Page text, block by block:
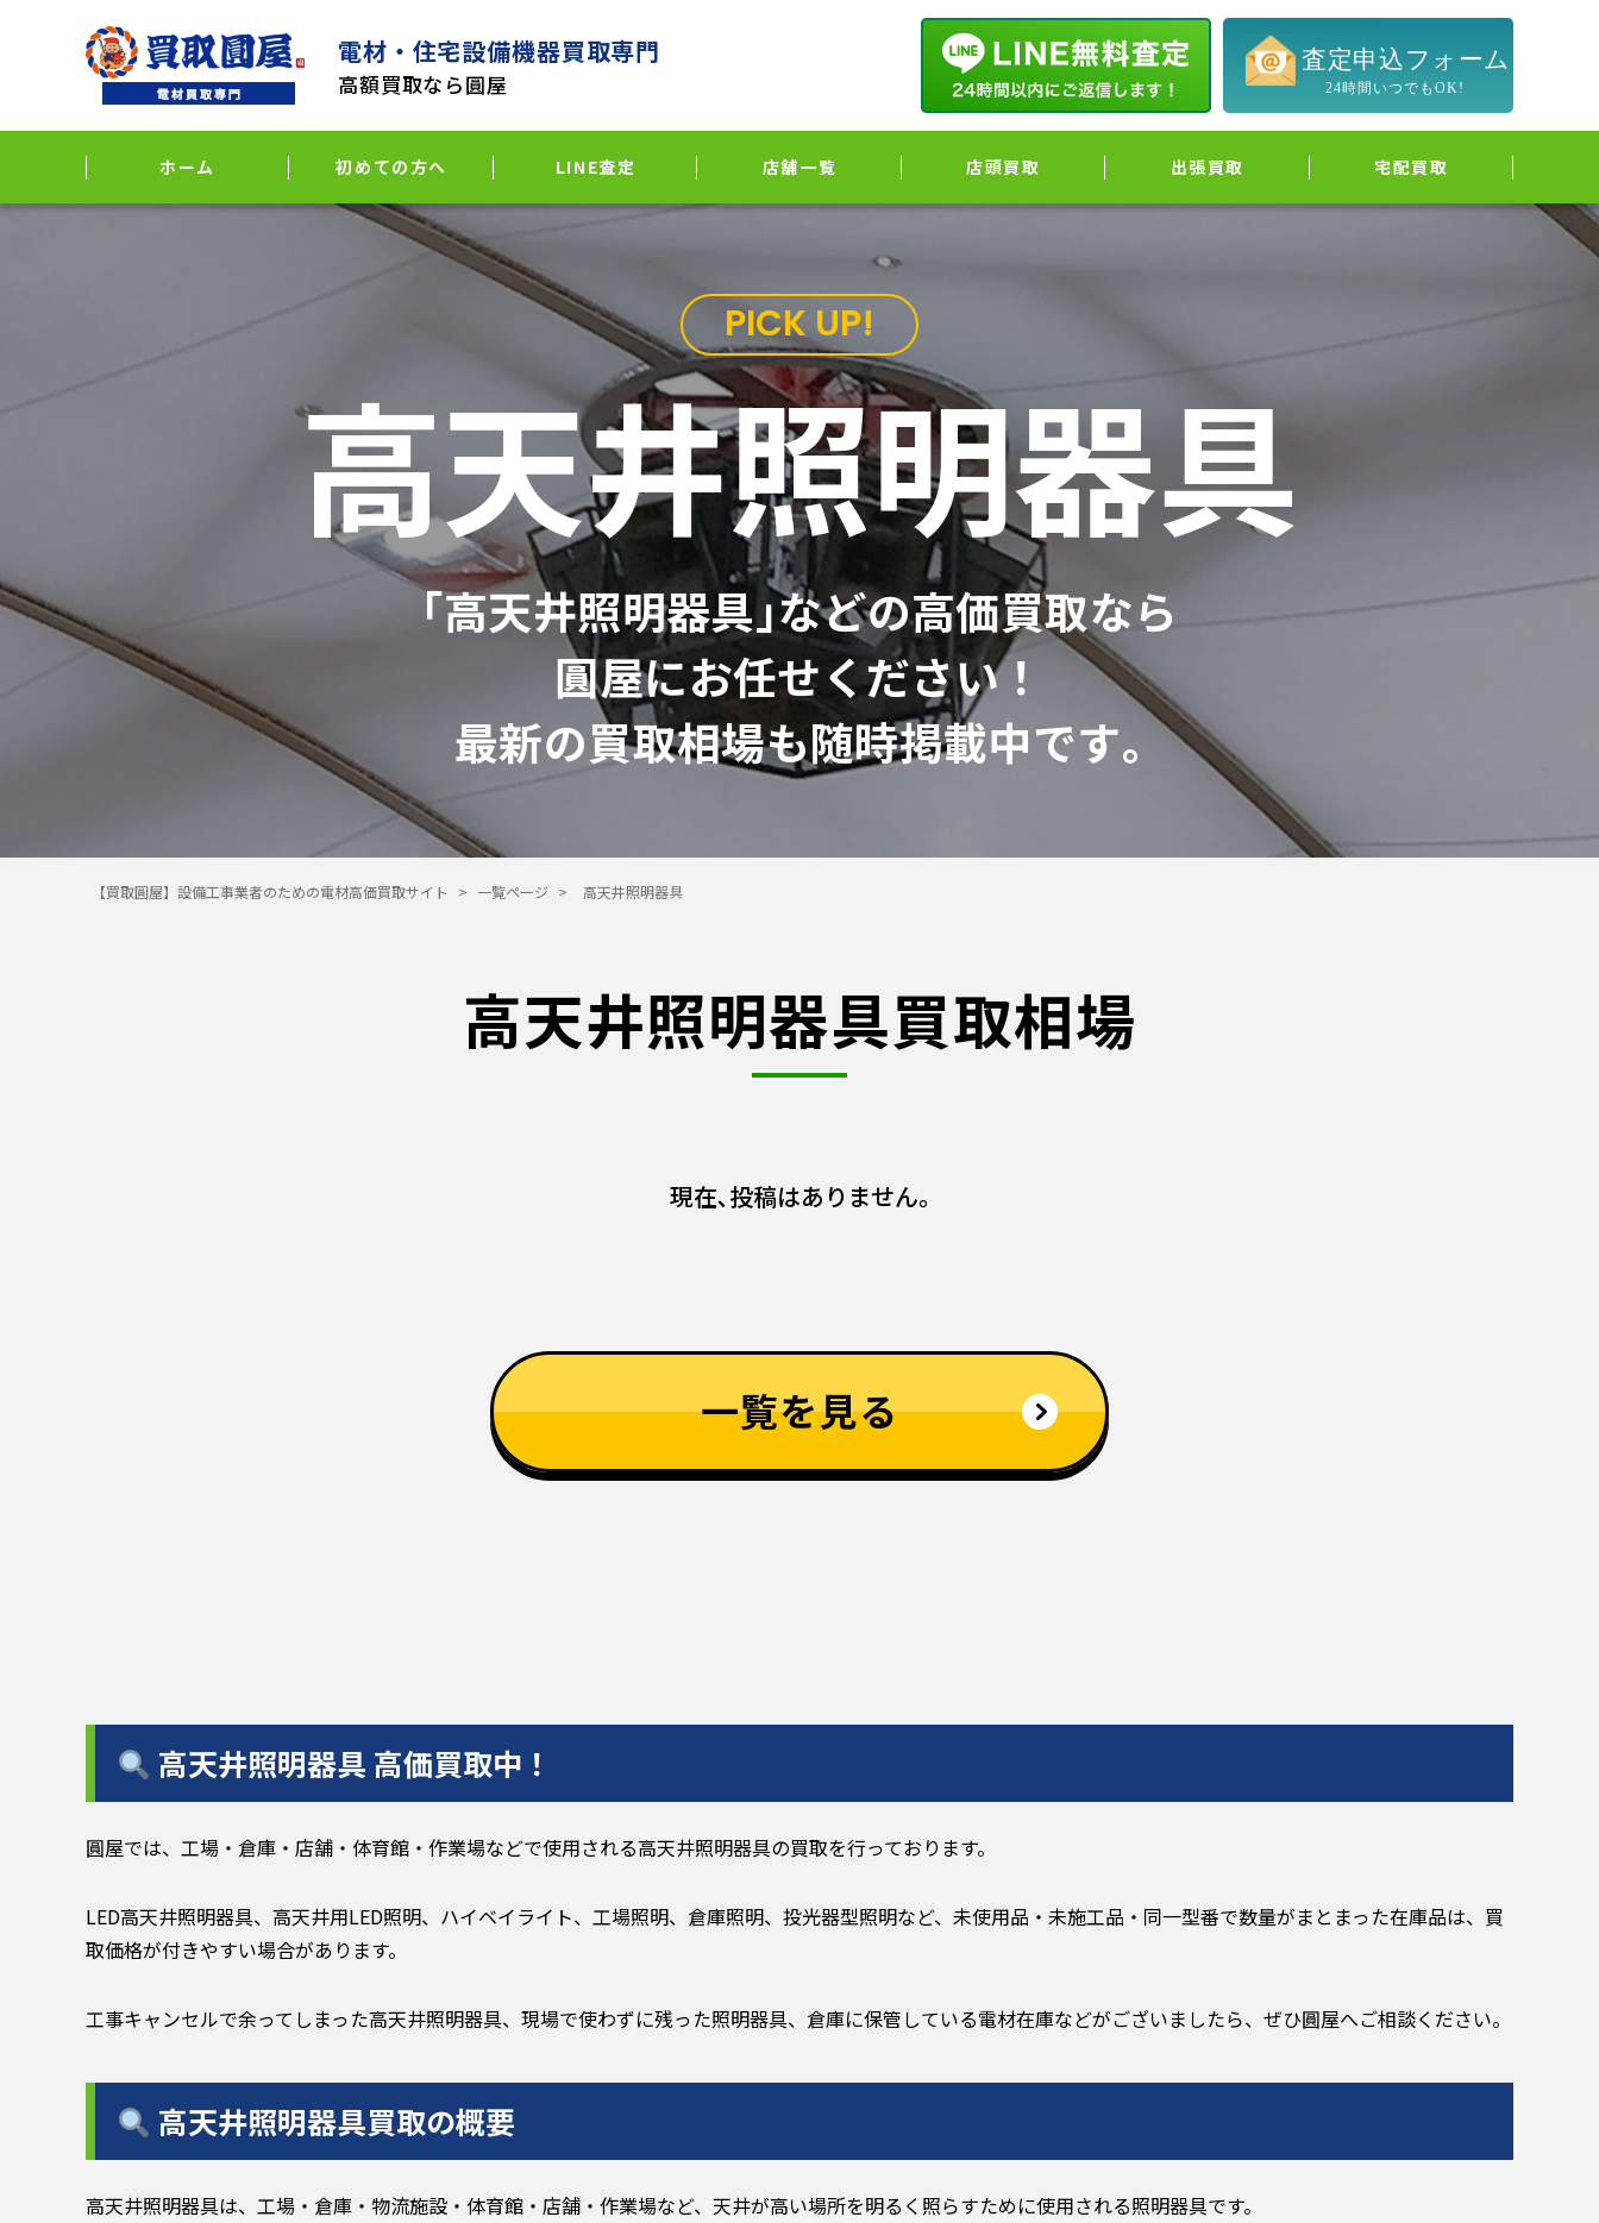
電材・住宅設備機器買取専門
高額買取なら圓屋
ホーム 初めての方へ LINE査定 店舗一覧 店頭買取 出張買取 宅配買取
PICK UP!
高天井照明器具
｢高天井照明器具｣などの高価買取なら
圓屋にお任せください！
最新の買取相場も随時掲載中です｡
【買取圓屋】設備工事業者のための電材高価買取サイト > 一覧ページ > 高天井照明器具
高天井照明器具買取相場
現在､投稿はありません｡
一覧を見る
高天井照明器具 高価買取中！
圓屋では、工場・倉庫・店舗・体育館・作業場などで使用される高天井照明器具の買取を行っております。
LED高天井照明器具、高天井用LED照明、ハイベイライト、工場照明、倉庫照明、投光器型照明など、未使用品・未施工品・同一型番で数量がまとまった在庫品は、買
取価格が付きやすい場合があります。
工事キャンセルで余ってしまった高天井照明器具、現場で使わずに残った照明器具、倉庫に保管している電材在庫などがございましたら、ぜひ圓屋へご相談ください。
高天井照明器具買取の概要
高天井照明器具は、工場・倉庫・物流施設・体育館・店舗・作業場など、天井が高い場所を明るく照らすために使用される照明器具です。